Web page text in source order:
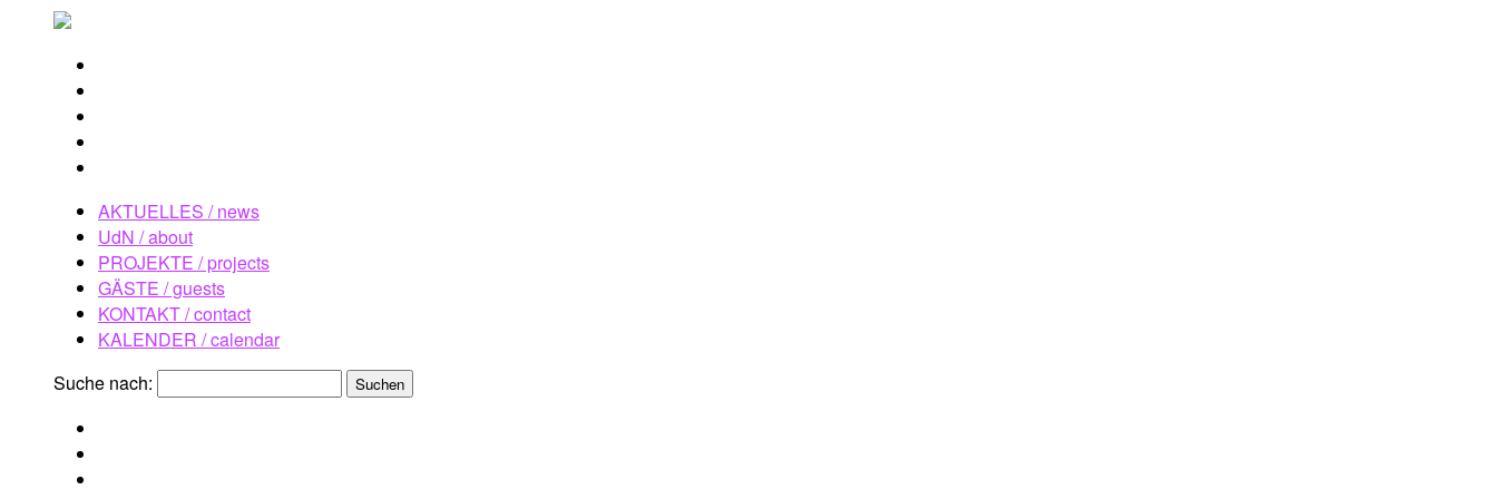
AKTUELLES / news
UdN / about
PROJEKTE / projects
GÄSTE / guests
KONTAKT / contact
KALENDER / calendar
Suche nach: